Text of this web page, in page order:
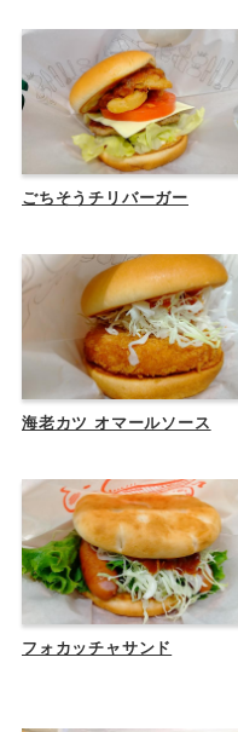
ごちそうチリバーガー
海老カツ オマールソース
フォカッチャサンド